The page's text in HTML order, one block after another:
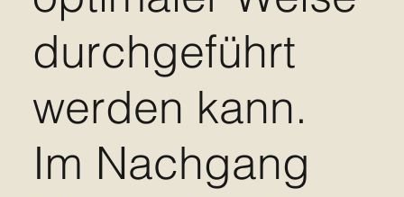
durchgeführt
werden kann.
Im Nachgang